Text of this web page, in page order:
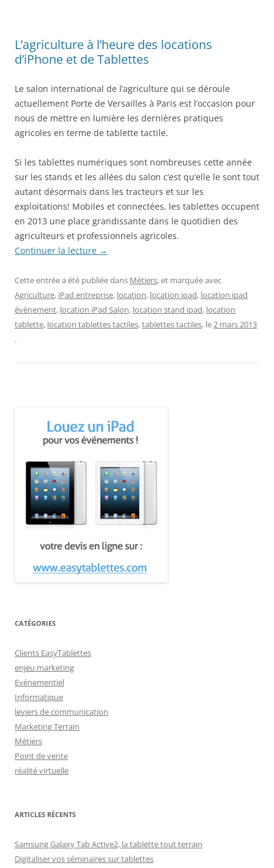
L’agriculture à l’heure des locations
d’iPhone et de Tablettes
Le salon international de l’agriculture qui se déroule
actuellement Porte de Versailles à Paris est l’occasion pour
nous de mettre en lumière les dernières pratiques
agricoles en terme de tablette tactile.
Si les tablettes numériques sont nombreuses cette année
sur les stands et les allées du salon c’est qu’elle le sont tout
autant désormais dans les tracteurs et sur les
exploitations! Mobiles et connectées, les tablettes occupent
en 2013 une place grandissante dans le quotidien des
agriculteurs et professionnels agricoles.
Continuer la lecture →
Cette entrée a été publiée dans Métiers, et marquée avec
Agriculture, iPad entreprise, location, location ipad, location ipad
évènement, location iPad Salon, location stand ipad, location
tablette, location tablettes tactiles,tablettes tactiles, le2 mars 2013
.
CATÉGORIES
Clients EasyTablettes
enjeu marketing
Evénementiel
Informatique
leviers de communication
Marketing Terrain
Métiers
Point de vente
réalité virtuelle
ARTICLES RÉCENTS
Samsung Galaxy Tab Active2, la tablette tout terrain
Digitaliser vos séminaires sur tablettes